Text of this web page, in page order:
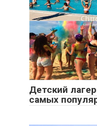
Детский
самых